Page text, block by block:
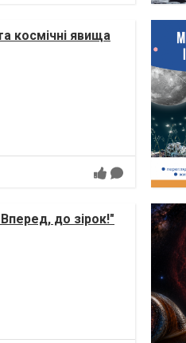
космічні явища
до зірок!"